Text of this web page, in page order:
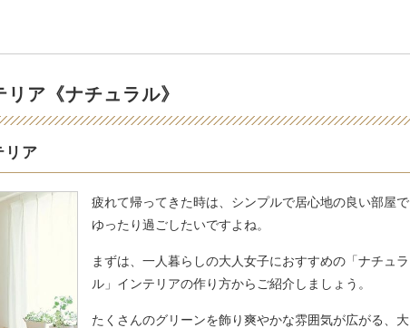
ア《ナチュラル》
リア
疲れて帰ってきた時は、シンプルで居心地の良い部屋で
ゆったり過ごしたいですよね。
まずは、一人暮らしの大人女子におすすめの「ナチュラ
ル」インテリアの作り方からご紹介しましょう。
たくさんのグリーンを飾り爽やかな雰囲気が広がる、大